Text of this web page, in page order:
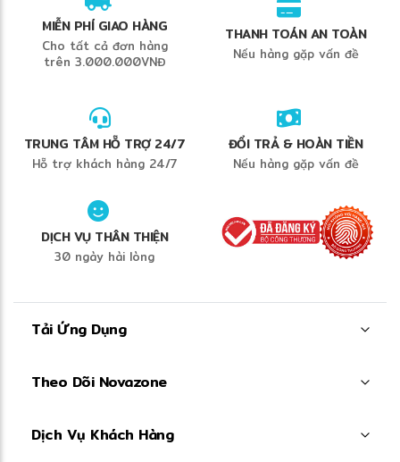
MIỄN PHÍ GIAO HÀNG
Cho tất cả đơn hàng
trên 3.000.000VNĐ
THANH TOÁN AN TOÀN
Nếu hàng gặp vấn đề
TRUNG TÂM HỖ TRỢ 24/7
Hỗ trợ khách hàng 24/7
ĐỔI TRẢ & HOÀN TIỀN
Nếu hàng gặp vấn đề
DỊCH VỤ THÂN THIỆN
30 ngày hài lòng
Tải Ứng Dụng
Theo Dõi Novazone
Dịch Vụ Khách Hàng